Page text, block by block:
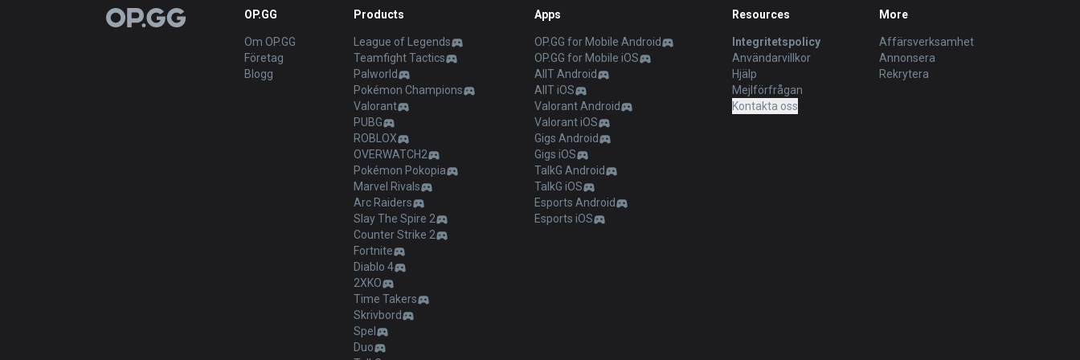
OP.GG OP.GG
Om OP.GG
Företag
Blogg
Products
League of Legends
Teamfight Tactics
Palworld
Pokémon Champions
Valorant
PUBG
ROBLOX
OVERWATCH2
Pokémon Pokopia
Marvel Rivals
Arc Raiders
Slay The Spire 2
Counter Strike 2
Fortnite
Diablo 4
2XKO
Time Takers
Skrivbord
Spel
Duo
Apps
OP.GG for Mobile Android
OP.GG for Mobile iOS
AllT Android
AllT iOS
Valorant Android
Valorant iOS
Gigs Android
Gigs iOS
TalkG Android
TalkG iOS
Esports Android
Esports iOS
Resources
Integritetspolicy
Användarvillkor
Hjälp
Mejlförfrågan
Kontakta oss
More
Affärsverksamhet
Annonsera
Rekrytera